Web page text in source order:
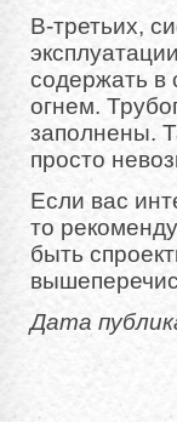
В-третьих,
содержать в
огнем.
заполнены.
просто
Если вас
то
быть
Дата